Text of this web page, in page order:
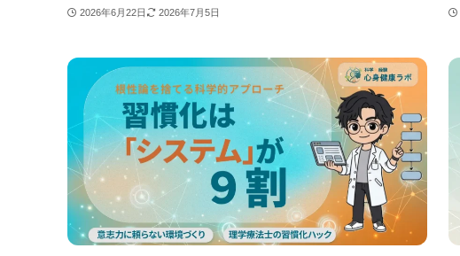
2026年6月22日 2026年7月5日